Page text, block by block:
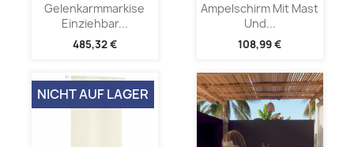
Gelenkarmmarkise
Einziehbar...
485,32 €
Ampelschirm Mit Mast
Und...
108,99 €
NICHT AUF LAGER